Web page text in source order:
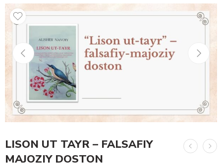
LISON UT TAYR – FALSAFIY
MAJOZIY DOSTON